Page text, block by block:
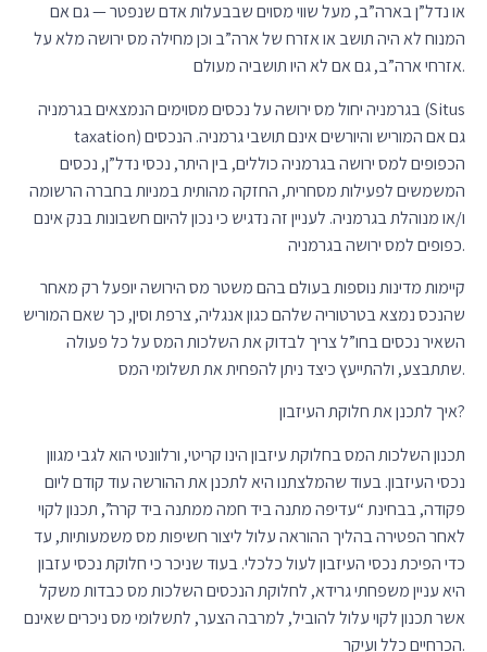
או נדל”ן בארה”ב, מעל שווי מסוים שבבעלות אדם שנפטר — גם אם
המנוח לא היה תושב או אזרח של ארה”ב וכן מחילה מס ירושה מלא על
אזרחי ארה”ב, גם אם לא היו תושביה מעולם.
בגרמניה יחול מס ירושה על נכסים מסוימים הנמצאים בגרמניה (Situs
taxation) גם אם המוריש והיורשים אינם תושבי גרמניה. הנכסים
הכפופים למס ירושה בגרמניה כוללים, בין היתר, נכסי נדל”ן, נכסים
המשמשים לפעילות מסחרית, החזקה מהותית במניות בחברה הרשומה
ו/או מנוהלת בגרמניה. לעניין זה נדגיש כי נכון להיום חשבונות בנק אינם
כפופים למס ירושה בגרמניה.
קיימות מדינות נוספות בעולם בהם משטר מס הירושה יופעל רק מאחר
שהנכס נמצא בטרטוריה שלהם כגון אנגליה, צרפת וסין, כך שאם המוריש
השאיר נכסים בחו”ל צריך לבדוק את השלכות המס על כל פעולה
שתתבצע, ולהתייעץ כיצד ניתן להפחית את תשלומי המס.
איך לתכנן את חלוקת העיזבון?
תכנון השלכות המס בחלוקת עיזבון הינו קריטי, ורלוונטי הוא לגבי מגוון
נכסי העיזבון. בעוד שהמלצתנו היא לתכנן את ההורשה עוד קודם ליום
פקודה, בבחינת “עדיפה מתנה ביד חמה ממתנה ביד קרה”, תכנון לקוי
לאחר הפטירה בהליך ההוראה עלול ליצור חשיפות מס משמעותיות, עד
כדי הפיכת נכסי העיזבון לעול כלכלי. בעוד שניכר כי חלוקת נכסי עזבון
היא עניין משפחתי גרידא, לחלוקת הנכסים השלכות מס כבדות משקל
אשר תכנון לקוי עלול להוביל, למרבה הצער, לתשלומי מס ניכרים שאינם
הכרחיים כלל ועיקר.